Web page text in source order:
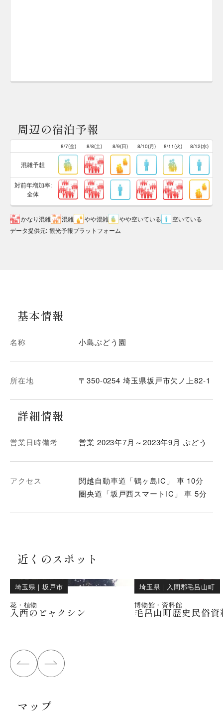
周辺の宿泊予報
8/7(金) 8/8(土) 8/9(日) 8/10(月) 8/11(火) 8/12(水)
混雑予想
対前年増加率:
全体
かなり混雑 混雑 やや混雑 やや空いている
空いている
データ提供元: 観光予報プラットフォーム
基本情報
名称 小島ぶどう園
所在地 〒350-0254 埼玉県坂戸市欠ノ上82-1
詳細情報
営業日時備考 営業 2023年7月～2023年9月 ぶどう
アクセス
関越自動車道「鶴ヶ島IC」 車 10分
圏央道「坂戸西スマートIC」 車 5分
近くのスポット
埼玉県 ｜坂戸市
花・植物
入西のビャクシン
埼玉県 ｜ 入間郡毛呂山町
博物館・資料館
毛呂山町歴史民俗資
マップ